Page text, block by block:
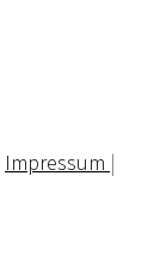
Impressum |